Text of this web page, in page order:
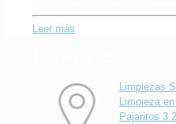
Leer más
Limpiezas
Limpieza
Pajaritos 3